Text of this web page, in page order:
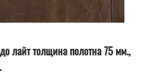
лайт толщина полотна 75 мм.,